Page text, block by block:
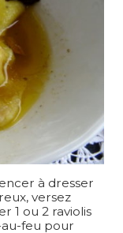
à dresser
versez
1 ou 2 raviolis
feu pour